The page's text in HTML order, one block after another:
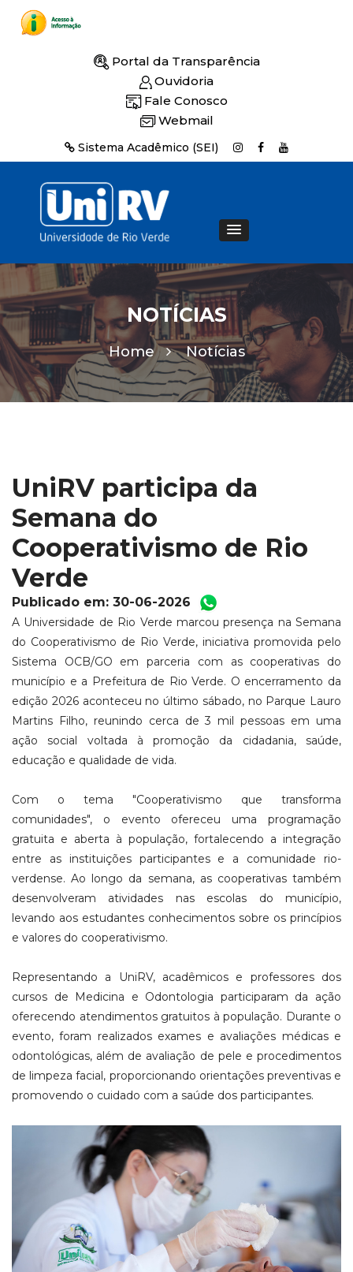
Portal da Transparência
Ouvidoria
Fale Conosco
Webmail
Sistema Acadêmico (SEI)
NOTÍCIAS
Home Notícias
UniRV participa da
Semana do
Cooperativismo de Rio
Verde
Publicado em: 30-06-2026
A Universidade de Rio Verde marcou presença na Semana
do Cooperativismo de Rio Verde, iniciativa promovida pelo
Sistema OCB/GO em parceria com as cooperativas do
município e a Prefeitura de Rio Verde. O encerramento da
edição 2026 aconteceu no último sábado, no Parque Lauro
Martins Filho, reunindo cerca de 3 mil pessoas em uma
ação social voltada à promoção da cidadania, saúde,
educação e qualidade de vida.
Com o tema "Cooperativismo que transforma
comunidades", o evento ofereceu uma programação
gratuita e aberta à população, fortalecendo a integração
entre as instituições participantes e a comunidade rio-
verdense. Ao longo da semana, as cooperativas também
desenvolveram atividades nas escolas do município,
levando aos estudantes conhecimentos sobre os princípios
e valores do cooperativismo.
Representando a UniRV, acadêmicos e professores dos
cursos de Medicina e Odontologia participaram da ação
oferecendo atendimentos gratuitos à população. Durante o
evento, foram realizados exames e avaliações médicas e
odontológicas, além de avaliação de pele e procedimentos
de limpeza facial, proporcionando orientações preventivas e
promovendo o cuidado com a saúde dos participantes.